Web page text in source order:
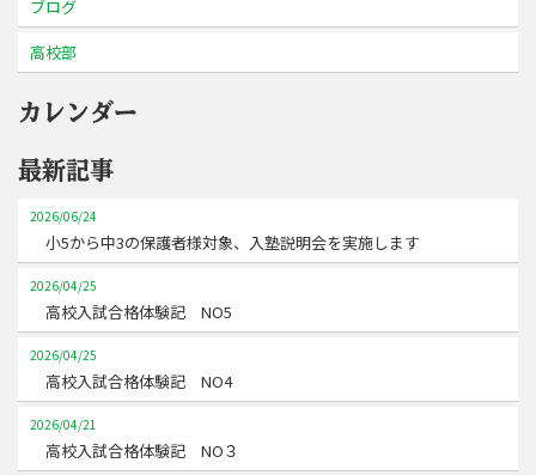
ブログ
高校部
カレンダー
最新記事
2026/06/24
小5から中3の保護者様対象、入塾説明会を実施します
2026/04/25
高校入試合格体験記 NO5
2026/04/25
高校入試合格体験記 NO4
2026/04/21
高校入試合格体験記 NO３